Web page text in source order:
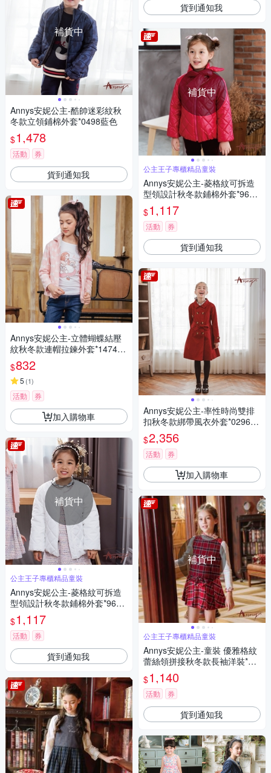
補貨中
Annys安妮公主-酷帥迷彩紋秋
冬款立領鋪棉外套*0498藍色
$1,478
活動 券
貨到通知我
Annys安妮公主-立體蝴蝶結壓
紋秋冬款連帽拉鍊外套*1474粉
紅
$832
5 (1)
活動 券
加入購物車
補貨中
公主王子專櫃精品童裝
Annys安妮公主-菱格紋可拆造
型領設計秋冬款鋪棉外套*9682
白色
$1,117
活動 券
貨到通知我
貨到通知我
補貨中
公主王子專櫃精品童裝
Annys安妮公主-菱格紋可拆造
型領設計秋冬款鋪棉外套*9682
紅色
$1,117
活動 券
貨到通知我
Annys安妮公主-率性時尚雙排
扣秋冬款綁帶風衣外套*0296紅
色
$2,356
活動 券
加入購物車
補貨中
公主王子專櫃精品童裝
Annys安妮公主-童裝 優雅格紋
蕾絲領拼接秋冬款長袖洋裝*22
32紅色
$1,140
活動 券
貨到通知我